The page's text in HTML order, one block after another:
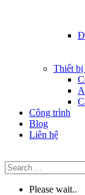
Thiết bị
Công trình
Blog
Liên hệ
Please wait..